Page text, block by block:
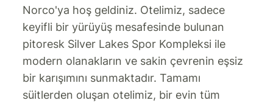
Norco'ya hoş geldiniz. Otelimiz, sadece
keyifli bir yürüyüş mesafesinde bulunan
pitoresk Silver Lakes Spor Kompleksi ile
modern olanakların ve sakin çevrenin eşsiz
bir karışımını sunmaktadır. Tamamı
süitlerden oluşan otelimiz, bir evin tüm